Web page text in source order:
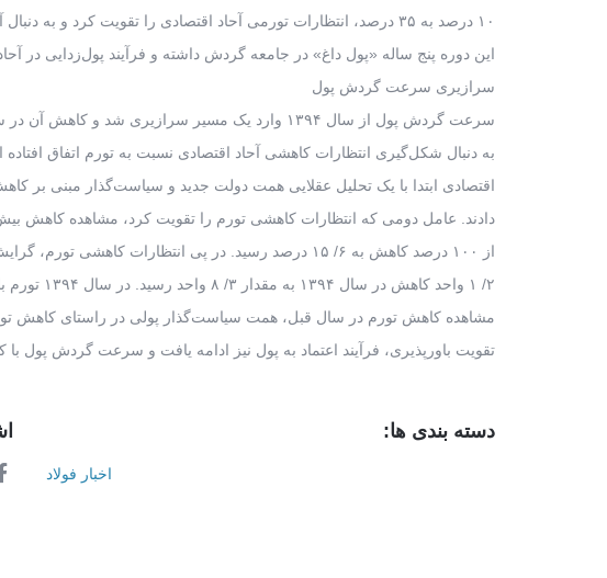
این دوره پنج ساله «پول داغ» در جامعه گردش داشته و فرآیند پول‌زدایی در
سرازیری سرعت گردش پول
به دنبال شکل‌گیری انتظارات کاهشی آحاد اقتصادی نسبت به تورم اتفاق
اقتصادی ابتدا با یک تحلیل عقلایی همت دولت جدید و سیاست‌گذار مبنی بر
از ۱۰۰ درصد کاهش به ۶/ ۱۵ درصد رسید. در پی انتظارات
مشاهده کاهش تورم در سال قبل، همت سیاست‌گذار پولی در راستای کاهش
تقویت باورپذیری، فرآیند اعتماد به پول نیز ادامه یافت و سرعت گردش پول با کاهش ۳/ ۰ واحدی به ۸
دسته بندی ها:
اخبار فولاد